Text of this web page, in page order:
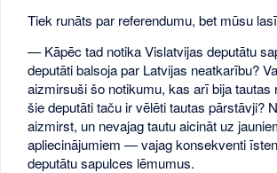
Tiek runāts par referendumu, bet mūsu
— Kāpēc tad notika Vislatvijas deputātu
deputāti balsoja par Latvijas neatkarību?
aizmirsuši šo notikumu, kas arī bija tautas
šie deputāti taču ir vēlēti tautas pārstāvji?
aizmirst, un nevajag tautu aicināt uz
apliecinājumiem — vajag konsekventi
deputātu sapulces lēmumus.